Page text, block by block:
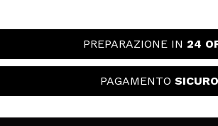
PREPARAZIONE IN 24
PAGAMENTO SICURO